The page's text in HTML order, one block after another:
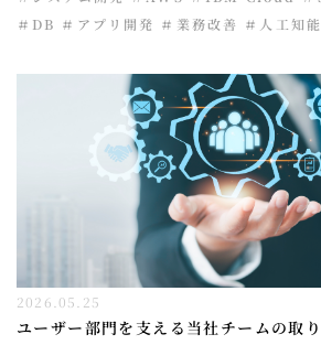
＃DB ＃アプリ開発 ＃業務改善 ＃人工知能
2026.05.25
ユーザー部門を支える当社チームの取